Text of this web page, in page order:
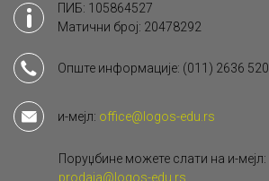
ПИБ: 105864527
Матични број: 20478292
Опште информације: (011) 2636 520
и-мејл: office@logos-edu.rs
Поруџбине можете слати на и-мејл:
prodaja@logos-edu.rs